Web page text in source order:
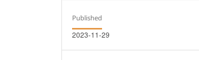
Published
2023-11-29